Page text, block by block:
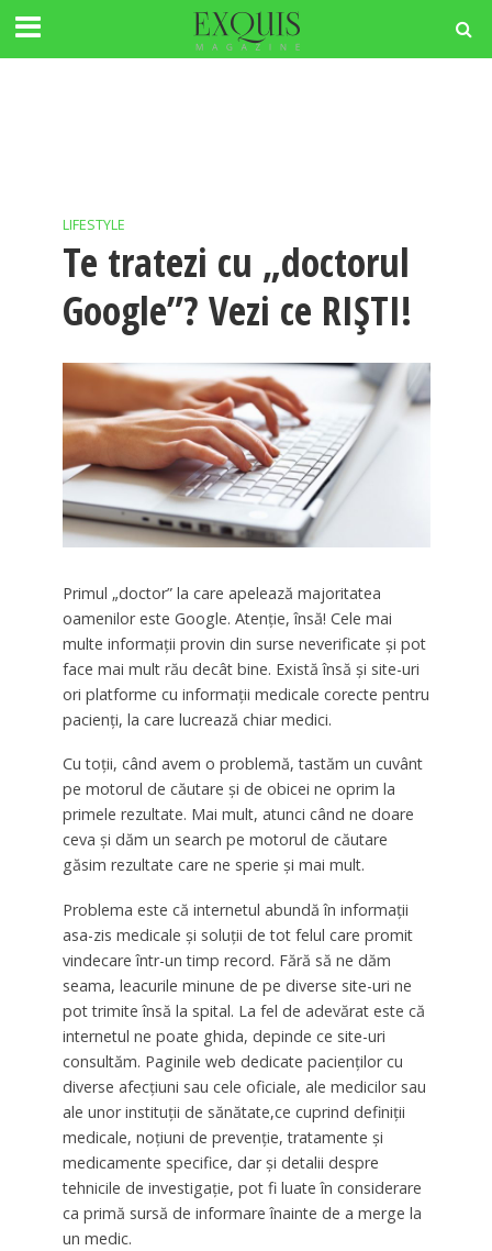
LIFESTYLE
Te tratezi cu „doctorul
Google”? Vezi ce RIȘTI!
Primul „doctor” la care apelează majoritatea
oamenilor este Google. Atenţie, însă! Cele mai
multe informaţii provin din surse neverificate şi pot
face mai mult rău decât bine. Există însă şi site-uri
ori platforme cu informaţii medicale corecte pentru
pacienţi, la care lucrează chiar medici.
Cu toții, când avem o problemă, tastăm un cuvânt
pe motorul de căutare şi de obicei ne oprim la
primele rezultate. Mai mult, atunci când ne doare
ceva și dăm un search pe motorul de căutare
găsim rezultate care ne sperie și mai mult.
Problema este că internetul abundă în informaţii
asa-zis medicale şi soluţii de tot felul care promit
vindecare într-un timp record. Fără să ne dăm
seama, leacurile minune de pe diverse site-uri ne
pot trimite însă la spital. La fel de adevărat este că
internetul ne poate ghida, depinde ce site-uri
consultăm. Paginile web dedicate pacienţilor cu
diverse afecţiuni sau cele oficiale, ale medicilor sau
ale unor instituții de sănătate,ce cuprind definiţii
medicale, noţiuni de prevenţie, tratamente şi
medicamente specifice, dar şi detalii despre
tehnicile de investigaţie, pot fi luate în considerare
ca primă sursă de informare înainte de a merge la
un medic.